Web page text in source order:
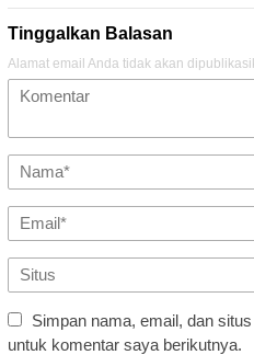
Tinggalkan Balasan
Alamat email Anda tidak akan
Simpan nama, email, dan
untuk komentar saya berikutnya.